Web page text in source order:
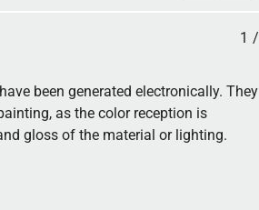
1 /
been generated electronically. They
as the color reception is
gloss of the material or lighting.